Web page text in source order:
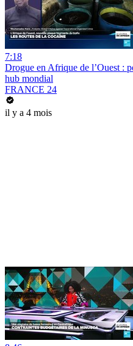
7:18
Drogue en Afrique de l’Ouest :
hub mondial
FRANCE 24
il y a 4 mois